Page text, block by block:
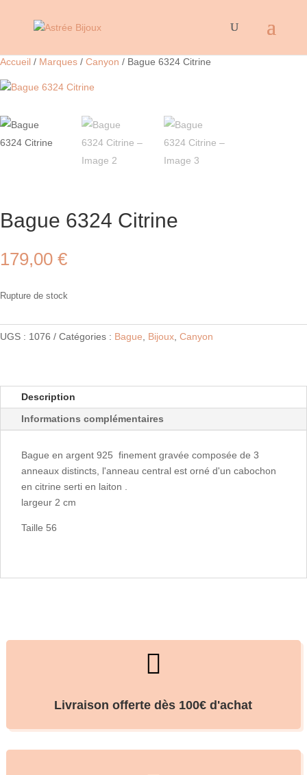
Accueil / Marques / Canyon / Bague 6324 Citrine
Bague 6324 Citrine
179,00 €
Rupture de stock
UGS : 1076 Catégories : Bague Bijoux Canyon
Description
Informations complémentaires
Bague en argent 925 finement gravée composée de 3
anneaux distincts, l'anneau central est orné d'un cabochon
en citrine serti en laiton .
largeur 2 cm
Taille 56

Livraison offerte dès 100€ d'achat